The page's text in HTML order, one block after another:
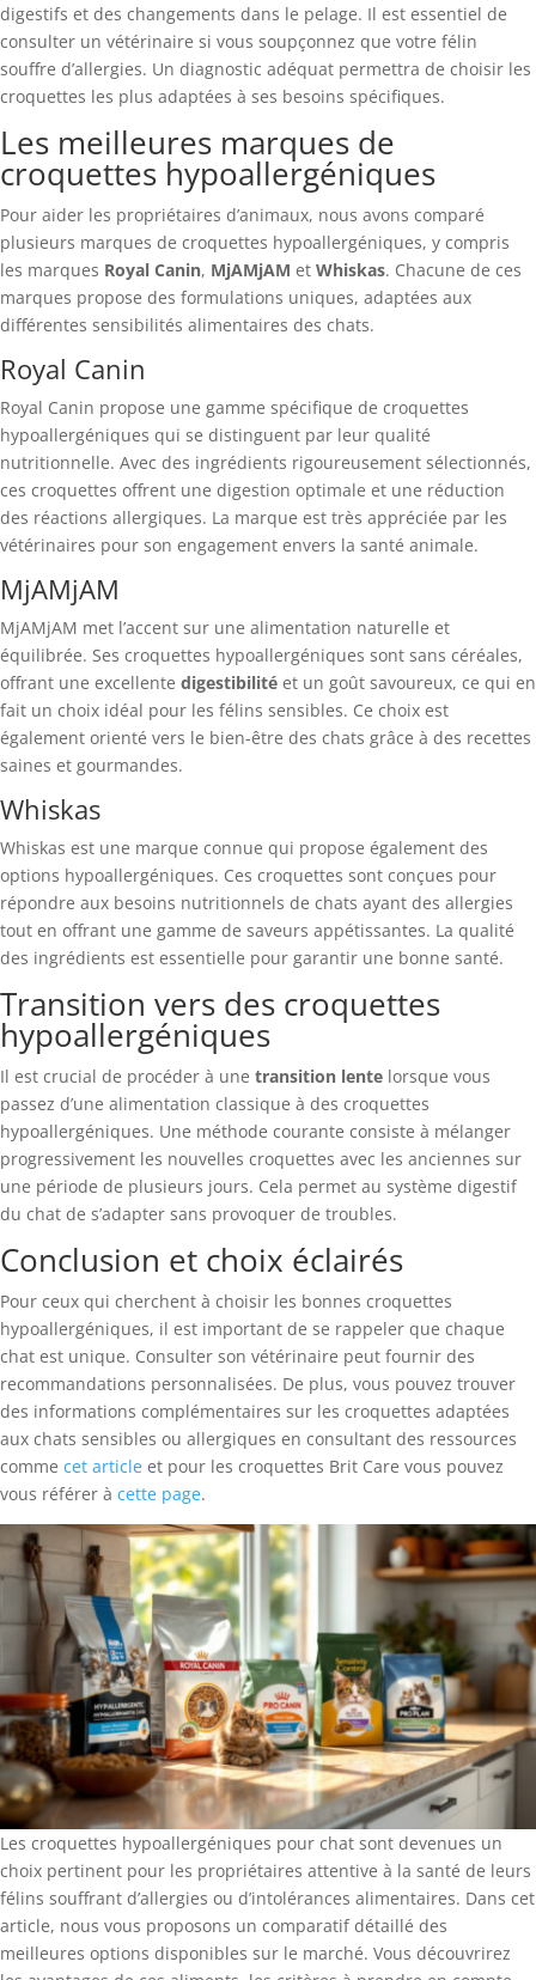
digestifs et des changements dans le pelage. Il est essentiel de
consulter un vétérinaire si vous soupçonnez que votre félin
souffre d’allergies. Un diagnostic adéquat permettra de choisir les
croquettes les plus adaptées à ses besoins spécifiques.
Les meilleures marques de
croquettes hypoallergéniques
Pour aider les propriétaires d’animaux, nous avons comparé
plusieurs marques de croquettes hypoallergéniques, y compris
les marques Royal Canin, MjAMjAM et Whiskas. Chacune de ces
marques propose des formulations uniques, adaptées aux
différentes sensibilités alimentaires des chats.
Royal Canin
Royal Canin propose une gamme spécifique de croquettes
hypoallergéniques qui se distinguent par leur qualité
nutritionnelle. Avec des ingrédients rigoureusement sélectionnés,
ces croquettes offrent une digestion optimale et une réduction
des réactions allergiques. La marque est très appréciée par les
vétérinaires pour son engagement envers la santé animale.
MjAMjAM
MjAMjAM met l’accent sur une alimentation naturelle et
équilibrée. Ses croquettes hypoallergéniques sont sans céréales,
offrant une excellente digestibilité et un goût savoureux, ce qui en
fait un choix idéal pour les félins sensibles. Ce choix est
également orienté vers le bien-être des chats grâce à des recettes
saines et gourmandes.
Whiskas
Whiskas est une marque connue qui propose également des
options hypoallergéniques. Ces croquettes sont conçues pour
répondre aux besoins nutritionnels de chats ayant des allergies
tout en offrant une gamme de saveurs appétissantes. La qualité
des ingrédients est essentielle pour garantir une bonne santé.
Transition vers des croquettes
hypoallergéniques
Il est crucial de procéder à une transition lente lorsque vous
passez d’une alimentation classique à des croquettes
hypoallergéniques. Une méthode courante consiste à mélanger
progressivement les nouvelles croquettes avec les anciennes sur
une période de plusieurs jours. Cela permet au système digestif
du chat de s’adapter sans provoquer de troubles.
Conclusion et choix éclairés
Pour ceux qui cherchent à choisir les bonnes croquettes
hypoallergéniques, il est important de se rappeler que chaque
chat est unique. Consulter son vétérinaire peut fournir des
recommandations personnalisées. De plus, vous pouvez trouver
des informations complémentaires sur les croquettes adaptées
aux chats sensibles ou allergiques en consultant des ressources
comme cet article et pour les croquettes Brit Care vous pouvez
vous référer à cette page.
Les croquettes hypoallergéniques pour chat sont devenues un
choix pertinent pour les propriétaires attentive à la santé de leurs
félins souffrant d’allergies ou d’intolérances alimentaires. Dans cet
article, nous vous proposons un comparatif détaillé des
meilleures options disponibles sur le marché. Vous découvrirez